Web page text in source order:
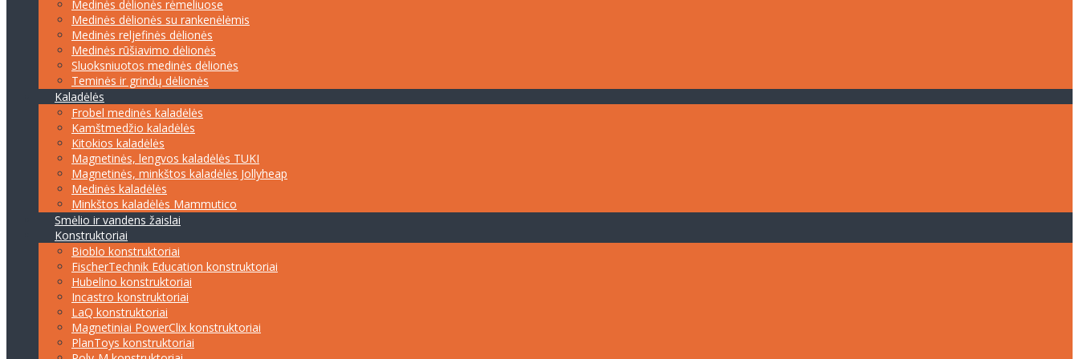
Medinės dėlionės rėmeliuose
Medinės dėlionės su rankenėlėmis
Medinės reljefinės dėlionės
Medinės rūšiavimo dėlionės
Sluoksniuotos medinės dėlionės
Teminės ir grindų dėlionės
Kaladėlės
Frobel medinės kaladėlės
Kamštmedžio kaladėlės
Kitokios kaladėlės
Magnetinės, lengvos kaladėlės TUKI
Magnetinės, minkštos kaladėlės Jollyheap
Medinės kaladėlės
Minkštos kaladėlės Mammutico
Smėlio ir vandens žaislai
Konstruktoriai
Bioblo konstruktoriai
FischerTechnik Education konstruktoriai
Hubelino konstruktoriai
Incastro konstruktoriai
LaQ konstruktoriai
Magnetiniai PowerClix konstruktoriai
PlanToys konstruktoriai